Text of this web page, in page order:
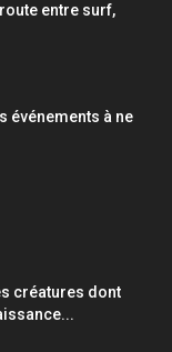
entre surf,
événements à ne
créatures dont